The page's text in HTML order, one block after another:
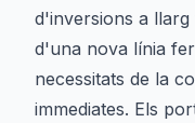
d'inversions a
d'una nova línia
necessitats de la
immediates. Els